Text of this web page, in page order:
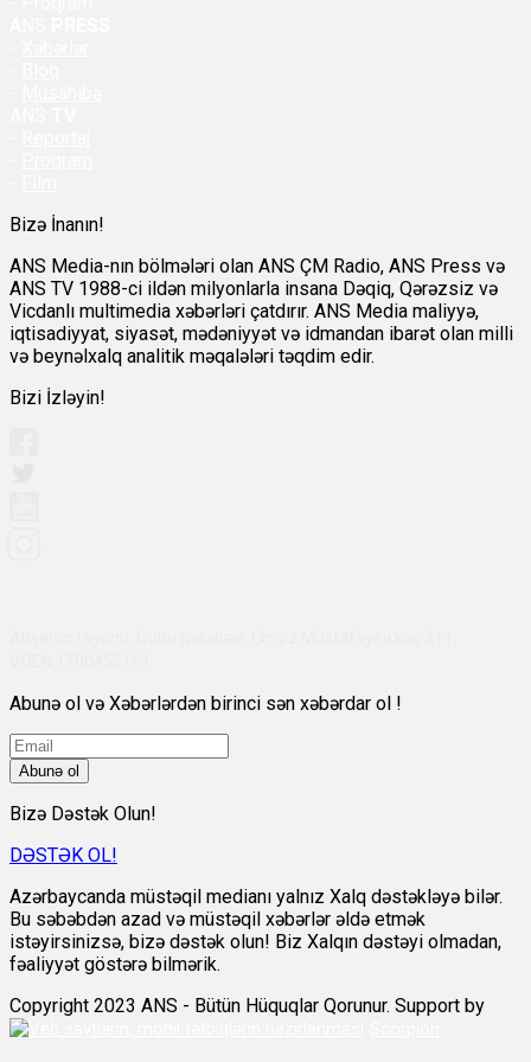
Bizə İnanın!
ANS Media-nın bölmələri olan ANS ÇM Radio, ANS Press və
ANS TV 1988-ci ildən milyonlarla insana Dəqiq, Qərəzsiz və
Vicdanlı multimedia xəbərləri çatdırır. ANS Media maliyyə,
iqtisadiyyat, siyasət, mədəniyyət və idmandan ibarət olan milli
və beynəlxalq analitik məqalələri təqdim edir.
Bizi İzləyin!
Abunə ol və Xəbərlərdən birinci sən xəbərdar ol !
Abunə ol
Bizə Dəstək Olun!
DƏSTƏK OL!
Azərbaycanda müstəqil medianı yalnız Xalq dəstəkləyə bilər.
Bu səbəbdən azad və müstəqil xəbərlər əldə etmək
istəyirsinizsə, bizə dəstək olun! Biz Xalqın dəstəyi olmadan,
fəaliyyət göstərə bilmərik.
Copyright 2023 ANS - Bütün Hüquqlar Qorunur. Support by